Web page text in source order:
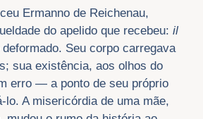
Ermanno de Reichenau,
do apelido que recebeu: il
Seu corpo carregava
sua existência, aos olhos do
erro — a ponto de seu próprio
lo. A misericórdia de uma mãe,